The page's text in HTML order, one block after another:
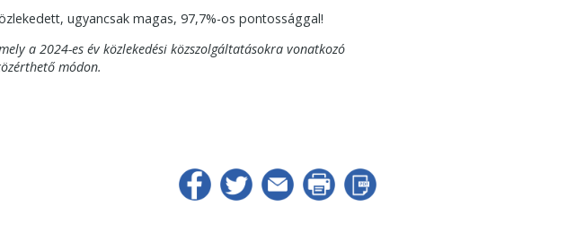
ugyancsak magas, 97,7%-os pontossággal!
a 2024-es év közlekedési közszolgáltatásokra vonatkozó
módon.